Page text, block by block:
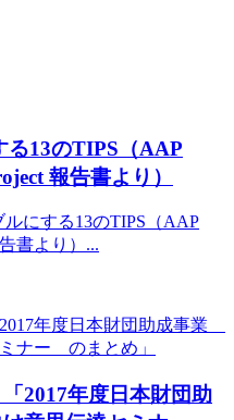
る13のTIPS（AAP
報告書より）
にする13のTIPS（AAP
書より）...
2017年度日本財団助